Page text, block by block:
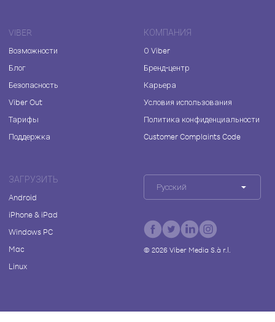
VIBER
Возможности
Блог
Безопасность
Viber Out
Тарифы
Поддержка
КОМПАНИЯ
О Viber
Бренд-центр
Карьера
Условия использования
Политика конфиденциальности
Customer Complaints Code
ЗАГРУЗИТЬ
Android
iPhone & iPad
Windows PC
Mac
Linux
Русский
© 2026Viber Media S.à r.l.